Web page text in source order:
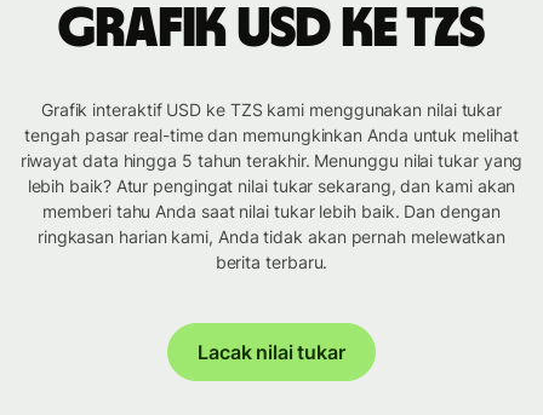
Grafik USD ke TZS
Grafik interaktif USD ke TZS kami menggunakan nilai tukar
tengah pasar real-time dan memungkinkan Anda untuk melihat
riwayat data hingga 5 tahun terakhir. Menunggu nilai tukar yang
lebih baik? Atur pengingat nilai tukar sekarang, dan kami akan
memberi tahu Anda saat nilai tukar lebih baik. Dan dengan
ringkasan harian kami, Anda tidak akan pernah melewatkan
berita terbaru.
Lacak nilai tukar